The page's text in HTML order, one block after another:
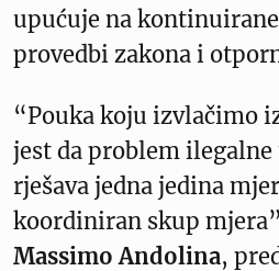
upućuje na
provedbi zakona i
“Pouka koju izvlačimo
jest da problem
rješava jedna jedina
koordiniran skup
Massimo Andolina,